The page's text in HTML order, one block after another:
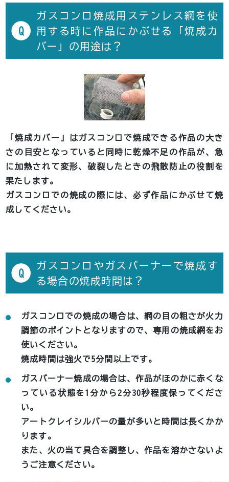
Q
ガスコンロ焼成用ステンレス網を使
用する時に作品にかぶせる「焼成カ
バー」の用途は？
「焼成カバー」はガスコンロで焼成できる作品の大き
さの目安となっていると同時に乾燥不足の作品が、急
に加熱されて変形、破裂したときの飛散防止の役割を
果たします。
ガスコンロでの焼成の際には、必ず作品にかぶせて焼
成してください。
Q
ガスコンロやガスバーナーで焼成す
る場合の焼成時間は？
ガスコンロでの焼成の場合は、網の目の粗さが火力
調節のポイントとなりますので、専用の焼成網をお
使いください。
焼成時間は強火で5分間以上です。
ガスバーナー焼成の場合は、作品がほのかに赤くな
っている状態を1分から2分30秒程度保ってくださ
い。
アートクレイシルバーの量が多いと時間は長くかか
ります。
また、火の当て具合を調整し、作品を溶かさないよ
うご注意ください。